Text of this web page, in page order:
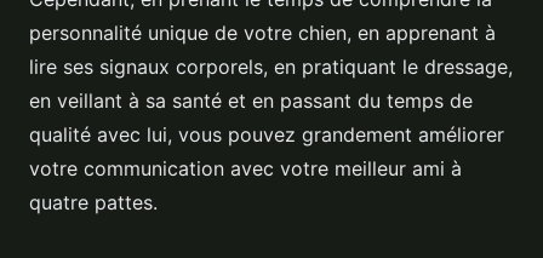
personnalité unique de votre chien, en apprenant à
lire ses signaux corporels, en pratiquant le dressage,
en veillant à sa santé et en passant du temps de
qualité avec lui, vous pouvez grandement améliorer
votre communication avec votre meilleur ami à
quatre pattes.